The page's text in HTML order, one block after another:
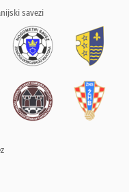
savezi